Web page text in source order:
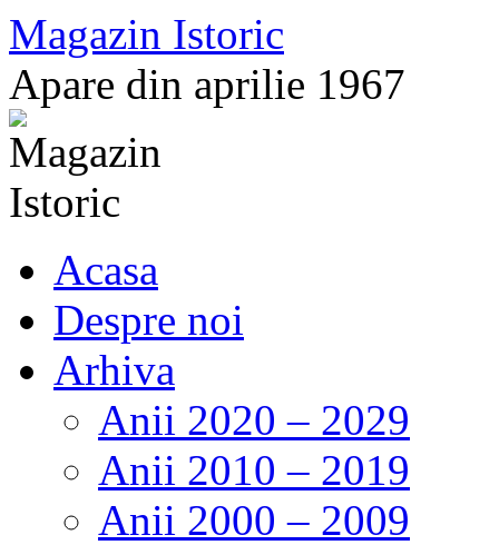
Sari
la
conținut
Magazin Istoric
Apare din aprilie 1967
Acasa
Despre noi
Arhiva
Anii 2020 – 2029
Anii 2010 – 2019
Anii 2000 – 2009